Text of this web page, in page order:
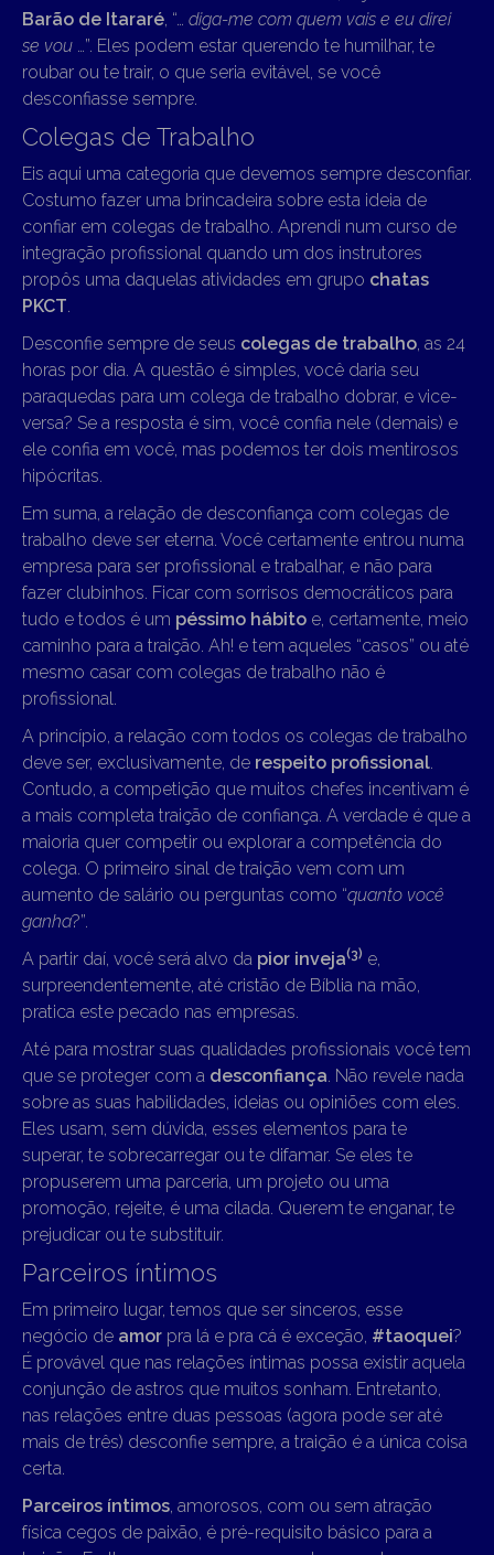
Barão de Itararé, “… diga-me com quem vais e eu direi
se vou …”. Eles podem estar querendo te humilhar, te
roubar ou te trair, o que seria evitável, se você
desconfiasse sempre.
Colegas de Trabalho
Eis aqui uma categoria que devemos sempre desconfiar.
Costumo fazer uma brincadeira sobre esta ideia de
confiar em colegas de trabalho. Aprendi num curso de
integração profissional quando um dos instrutores
propôs uma daquelas atividades em grupo chatas
PKCT.
Desconfie sempre de seus colegas de trabalho, as 24
horas por dia. A questão é simples, você daria seu
paraquedas para um colega de trabalho dobrar, e vice-
versa? Se a resposta é sim, você confia nele (demais) e
ele confia em você, mas podemos ter dois mentirosos
hipócritas.
Em suma, a relação de desconfiança com colegas de
trabalho deve ser eterna. Você certamente entrou numa
empresa para ser profissional e trabalhar, e não para
fazer clubinhos. Ficar com sorrisos democráticos para
tudo e todos é um péssimo hábito e, certamente, meio
caminho para a traição. Ah! e tem aqueles “casos” ou até
mesmo casar com colegas de trabalho não é
profissional.
A princípio, a relação com todos os colegas de trabalho
deve ser, exclusivamente, de respeito profissional.
Contudo, a competição que muitos chefes incentivam é
a mais completa traição de confiança. A verdade é que a
maioria quer competir ou explorar a competência do
colega. O primeiro sinal de traição vem com um
aumento de salário ou perguntas como “quanto você
ganha?”.
A partir daí, você será alvo da pior inveja(3) e,
surpreendentemente, até cristão de Bíblia na mão,
pratica este pecado nas empresas.
Até para mostrar suas qualidades profissionais você tem
que se proteger com a desconfiança. Não revele nada
sobre as suas habilidades, ideias ou opiniões com eles.
Eles usam, sem dúvida, esses elementos para te
superar, te sobrecarregar ou te difamar. Se eles te
propuserem uma parceria, um projeto ou uma
promoção, rejeite, é uma cilada. Querem te enganar, te
prejudicar ou te substituir.
Parceiros íntimos
Em primeiro lugar, temos que ser sinceros, esse
negócio de amor pra lá e pra cá é exceção, #taoquei?
É provável que nas relações íntimas possa existir aquela
conjunção de astros que muitos sonham. Entretanto,
nas relações entre duas pessoas (agora pode ser até
mais de três) desconfie sempre, a traição é a única coisa
certa.
Parceiros íntimos, amorosos, com ou sem atração
física cegos de paixão, é pré-requisito básico para a